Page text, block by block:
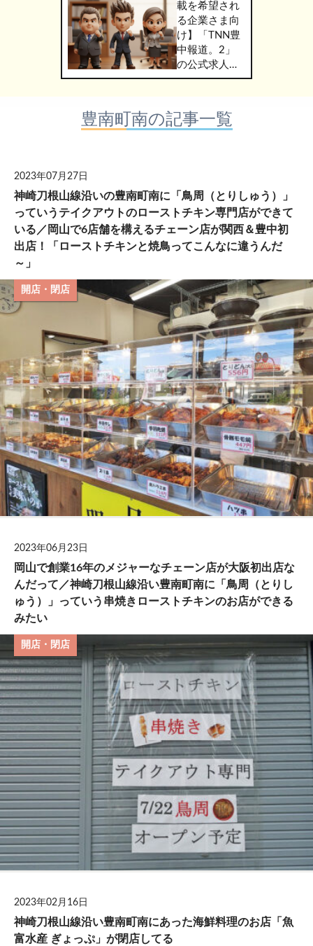
載を希望され
る企業さま向
け】「TNN豊
中報道。2」
の公式求人情
報サービス
WORK」のご
掲載につきま
豊南町南の記事一覧
2023年07月27日
神崎刀根山線沿いの豊南町南に「鳥周（とりしゅう）」
っていうテイクアウトのローストチキン専門店ができて
いる／岡山で6店舗を構えるチェーン店が関西＆豊中初
出店！「ローストチキンと焼鳥ってこんなに違うんだ
～」
開店・閉店
2023年06月23日
岡山で創業16年のメジャーなチェーン店が大阪初出店な
んだって／神崎刀根山線沿い豊南町南に「鳥周（とりし
ゅう）」っていう串焼きローストチキンのお店ができる
みたい
開店・閉店
2023年02月16日
神崎刀根山線沿い豊南町南にあった海鮮料理のお店「魚
富水産 ぎょっぷ」が閉店してる